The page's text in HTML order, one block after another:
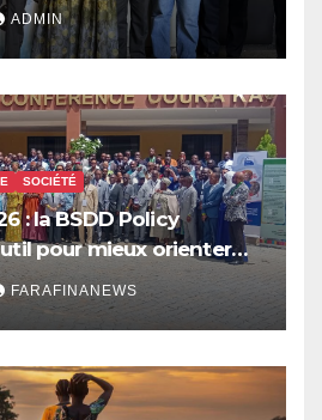
ADMIN
SOCIÉTÉ
: la BSDD Policy
pour mieux orienter
FARAFINANEWS